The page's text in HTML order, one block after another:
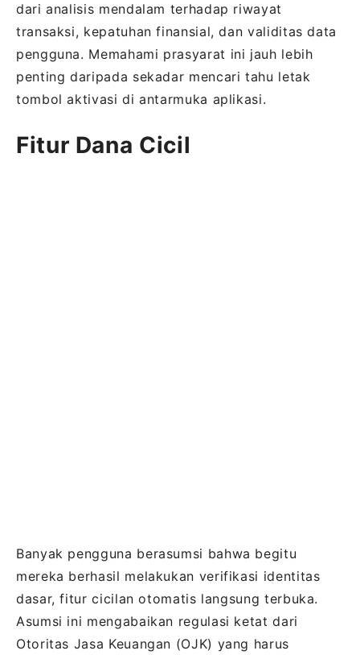
dari analisis mendalam terhadap riwayat
transaksi, kepatuhan finansial, dan validitas data
pengguna. Memahami prasyarat ini jauh lebih
penting daripada sekadar mencari tahu letak
tombol aktivasi di antarmuka aplikasi.
Fitur Dana Cicil
Banyak pengguna berasumsi bahwa begitu
mereka berhasil melakukan verifikasi identitas
dasar, fitur cicilan otomatis langsung terbuka.
Asumsi ini mengabaikan regulasi ketat dari
Otoritas Jasa Keuangan (OJK) yang harus